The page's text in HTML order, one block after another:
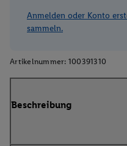
Anmelden oder Konto
sammeln.
Artikelnummer: 100391310
Beschreibung